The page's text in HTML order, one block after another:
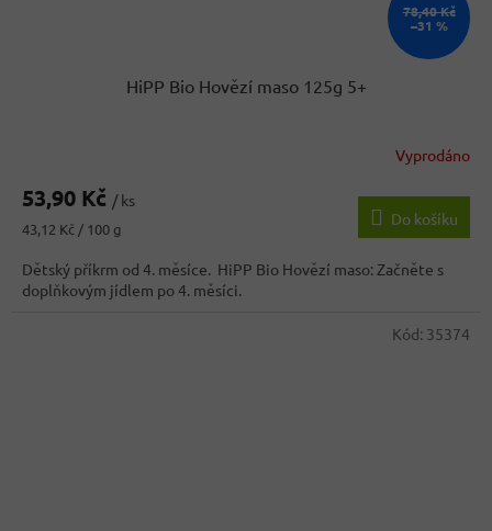
78,40 Kč
–31 %
HiPP Bio Hovězí maso 125g 5+
Vyprodáno
53,90 Kč / ks
Měrná
43,12 Kč / 100 g
Do košíku
Dětský příkrm od 4. měsíce. HiPP Bio Hovězí maso: Začněte s
doplňkovým jídlem po 4. měsíci.
Kód: 35374